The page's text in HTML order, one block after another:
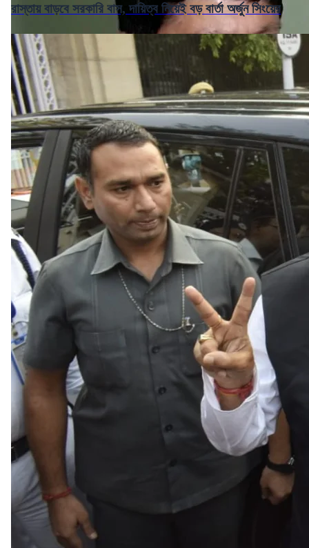
রাস্তায় বাড়বে সরকারি বাস, দায়িত্ব নিয়েই বড় বার্তা অর্জুন সিংয়ের